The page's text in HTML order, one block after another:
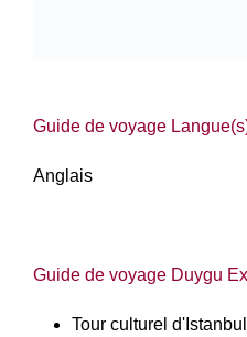
Guide de voyage
Anglais
Guide de voyage Duygu
Tour culturel d'Istanbul